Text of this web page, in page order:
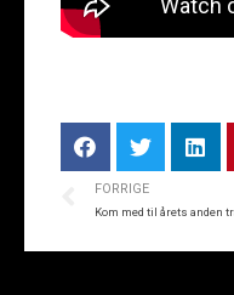
FORRIGE
Kom med til årets anden